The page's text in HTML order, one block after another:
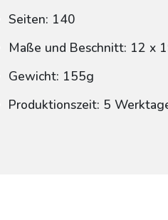
Seiten: 140
Maße und Beschnitt: 12 x
Gewicht: 155g
Produktionszeit: 5